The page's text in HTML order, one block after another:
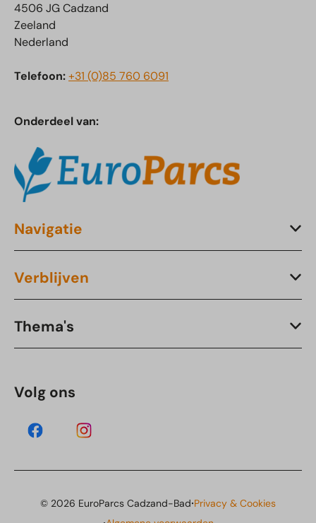
4506 JG Cadzand
Zeeland
Nederland
Telefoon:+31 (0)85 760 6091
Onderdeel van:
Navigatie
Verblijven
Thema's
Volg ons
© 2026 EuroParcs Cadzand-Bad·Privacy & Cookies